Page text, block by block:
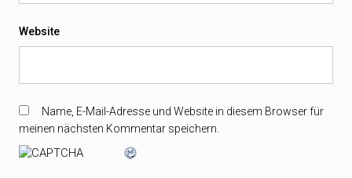
Website
Name, E-Mail-Adresse und Website in diesem Browser für
meinen nächsten Kommentar speichern.